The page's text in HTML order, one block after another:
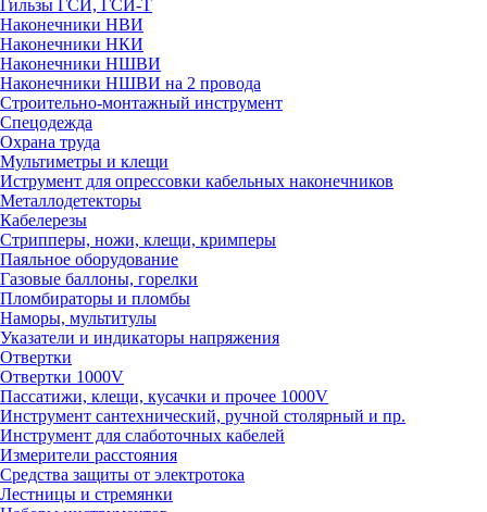
Гильзы ГСИ, ГСИ-Т
Наконечники НВИ
Наконечники НКИ
Наконечники НШВИ
Наконечники НШВИ на 2 провода
Строительно-монтажный инструмент
Спецодежда
Охрана труда
Мультиметры и клещи
Иструмент для опрессовки кабельных наконечников
Металлодетекторы
Кабелерезы
Стрипперы, ножи, клещи, кримперы
Паяльное оборудование
Газовые баллоны, горелки
Пломбираторы и пломбы
Наморы, мультитулы
Указатели и индикаторы напряжения
Отвертки
Отвертки 1000V
Пассатижи, клещи, кусачки и прочее 1000V
Инструмент сантехнический, ручной столярный и пр.
Инструмент для слаботочных кабелей
Измерители расстояния
Средства защиты от электротока
Лестницы и стремянки